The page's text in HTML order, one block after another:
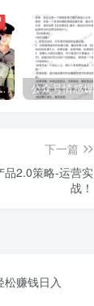
恐怖片都是喜剧片）
下一篇
品2.0策略-运营实
战！
赚钱日入